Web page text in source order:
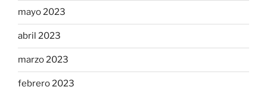
mayo 2023
abril 2023
marzo 2023
febrero 2023